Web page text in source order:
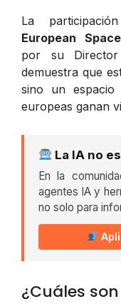
La
European
por su
demuestra que
sino un espacio
europeas ganan
La IA no
En la
agentes IA y
no solo para
¿Cuáles